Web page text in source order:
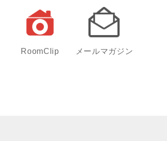
RoomClip メールマガジン